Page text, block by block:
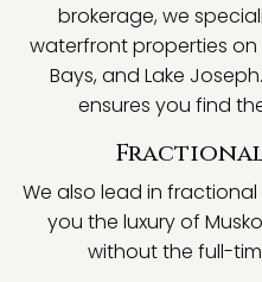
brokerage, we
waterfront properties on
Bays, and Lake
ensures you find
We also lead in
you the luxury of
without the full-